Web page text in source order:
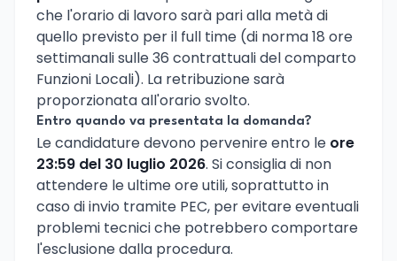
che l'orario di lavoro sarà pari alla metà di
quello previsto per il full time (di norma 18 ore
settimanali sulle 36 contrattuali del comparto
Funzioni Locali). La retribuzione sarà
proporzionata all'orario svolto.
Entro quando va presentata la domanda?
Le candidature devono pervenire entro le ore
23:59 del 30 luglio 2026. Si consiglia di non
attendere le ultime ore utili, soprattutto in
caso di invio tramite PEC, per evitare eventuali
problemi tecnici che potrebbero comportare
l'esclusione dalla procedura.